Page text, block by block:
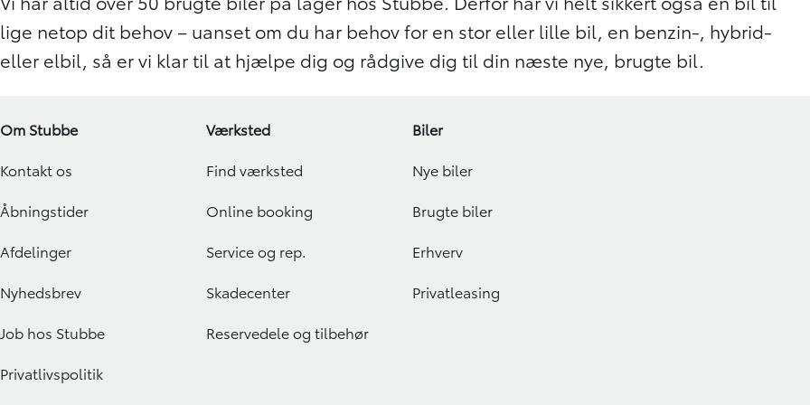
lige netop dit behov – uanset om du har behov for en stor eller lille bil, en benzin-, hybrid-
eller elbil, så er vi klar til at hjælpe dig og rådgive dig til din næste nye, brugte bil.
Om Stubbe
Kontakt os
Åbningstider
Afdelinger
Nyhedsbrev
Job hos Stubbe
Privatlivspolitik
Værksted
Find værksted
Online booking
Service og rep.
Skadecenter
Reservedele og tilbehør
Biler
Nye biler
Brugte biler
Erhverv
Privatleasing